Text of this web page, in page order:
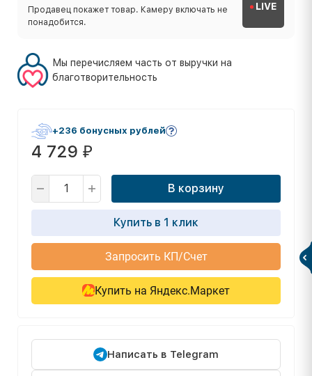
Продавец покажет товар. Камеру включать не
понадобится.
LIVE
Мы перечисляем часть от выручки на
благотворительность
+236 бонусных рублей
4 729 ₽
В корзину
Купить в 1 клик
Запросить КП/Счет
Купить на Яндекс.Маркет
Написать в Telegram